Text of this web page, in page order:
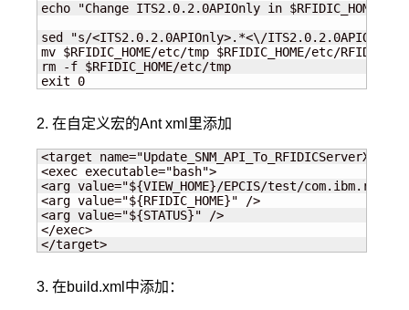
echo "Change ITS2.0.2.0APIOnly in $RFIDIC_HOME/
sed "s/<ITS2.0.2.0APIOnly>.*<\/ITS2.0.2.0APIOnly>/
mv $RFIDIC_HOME/etc/tmp $RFIDIC_HOME/etc/
rm -f $RFIDIC_HOME/etc/tmp
exit 0
2. 在自定义宏的Ant xml里添加
<target name="Update_SNM_API_To_RFIDICServerXML">
<exec executable="bash">
<arg value="${VIEW_HOME}/EPCIS/test/
<arg value="${RFIDIC_HOME}" />
<arg value="${STATUS}" />
</exec>
</target>
3. 在build.xml中添加：